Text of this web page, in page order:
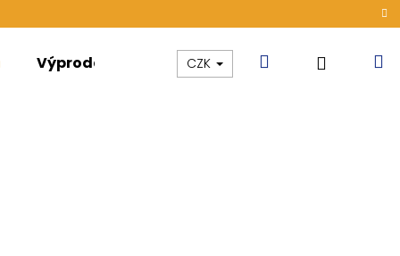
Výprodej Kolekce Akce
CZK Hledat